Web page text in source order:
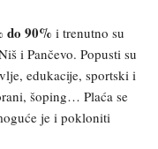
do 90% i trenutno su
i Pančevo. Popusti su
edukacije, sportski i
šoping… Plaća se
je i pokloniti